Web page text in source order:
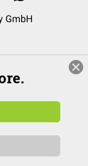
GmbH